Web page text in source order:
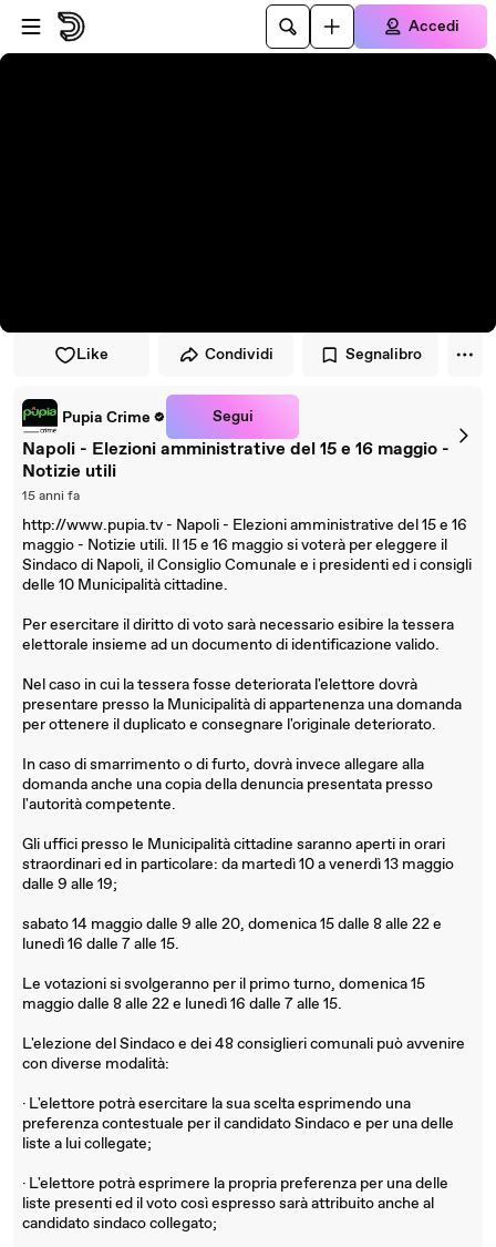
Vai al lettore
Passa al contenuto principale
Accedi
Like Condividi Segnalibro
Pupia Crime Segui
Napoli - Elezioni amministrative del 15 e 16 maggio -
Notizie utili
15 anni fa
http://www.pupia.tv - Napoli - Elezioni amministrative del 15 e 16
maggio - Notizie utili. Il 15 e 16 maggio si voterà per eleggere il
Sindaco di Napoli, il Consiglio Comunale e i presidenti ed i consigli
delle 10 Municipalità cittadine.
Per esercitare il diritto di voto sarà necessario esibire la tessera
elettorale insieme ad un documento di identificazione valido.
Nel caso in cui la tessera fosse deteriorata l'elettore dovrà
presentare presso la Municipalità di appartenenza una domanda
per ottenere il duplicato e consegnare l'originale deteriorato.
In caso di smarrimento o di furto, dovrà invece allegare alla
domanda anche una copia della denuncia presentata presso
l'autorità competente.
Gli uffici presso le Municipalità cittadine saranno aperti in orari
straordinari ed in particolare: da martedì 10 a venerdì 13 maggio
dalle 9 alle 19;
sabato 14 maggio dalle 9 alle 20, domenica 15 dalle 8 alle 22 e
lunedì 16 dalle 7 alle 15.
Le votazioni si svolgeranno per il primo turno, domenica 15
maggio dalle 8 alle 22 e lunedì 16 dalle 7 alle 15.
L'elezione del Sindaco e dei 48 consiglieri comunali può avvenire
con diverse modalità:
· L'elettore potrà esercitare la sua scelta esprimendo una
preferenza contestuale per il candidato Sindaco e per una delle
liste a lui collegate;
· L'elettore potrà esprimere la propria preferenza per una delle
liste presenti ed il voto così espresso sarà attribuito anche al
candidato sindaco collegato;